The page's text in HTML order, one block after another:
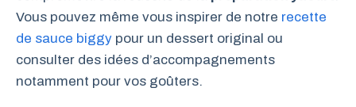
Vous pouvez même vous inspirer de notre recette
de sauce biggy pour un dessert original ou
consulter des idées d’accompagnements
notamment pour vos goûters.